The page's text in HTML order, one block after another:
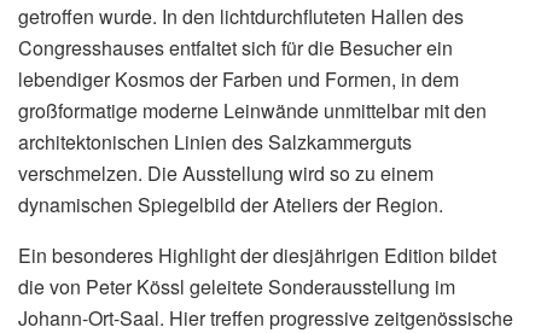
getroffen wurde. In den lichtdurchfluteten Hallen des
Congresshauses entfaltet sich für die Besucher ein
lebendiger Kosmos der Farben und Formen, in dem
großformatige moderne Leinwände unmittelbar mit den
architektonischen Linien des Salzkammerguts
verschmelzen. Die Ausstellung wird so zu einem
dynamischen Spiegelbild der Ateliers der Region.
Ein besonderes Highlight der diesjährigen Edition bildet
die von Peter Kössl geleitete Sonderausstellung im
Johann-Ort-Saal. Hier treffen progressive zeitgenössische